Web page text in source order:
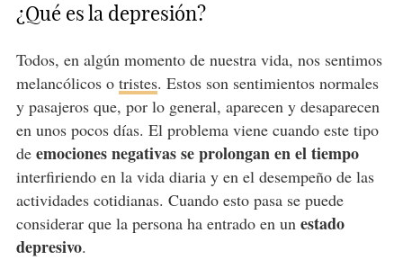
¿Qué es la depresión?
Todos, en algún momento de nuestra vida, nos sentimos
melancólicos o tristes. Estos son sentimientos normales
y pasajeros que, por lo general, aparecen y desaparecen
en unos pocos días. El problema viene cuando este tipo
de emociones negativas se prolongan en el tiempo
interfiriendo en la vida diaria y en el desempeño de las
actividades cotidianas. Cuando esto pasa se puede
considerar que la persona ha entrado en un estado
depresivo.